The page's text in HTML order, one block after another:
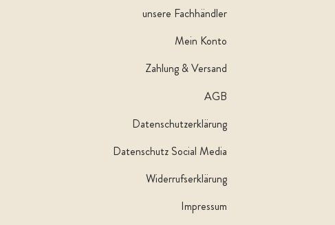
unsere Fachhändler
Mein Konto
Zahlung & Versand
AGB
Datenschutzerklärung
Datenschutz Social Media
Widerrufserklärung
Impressum